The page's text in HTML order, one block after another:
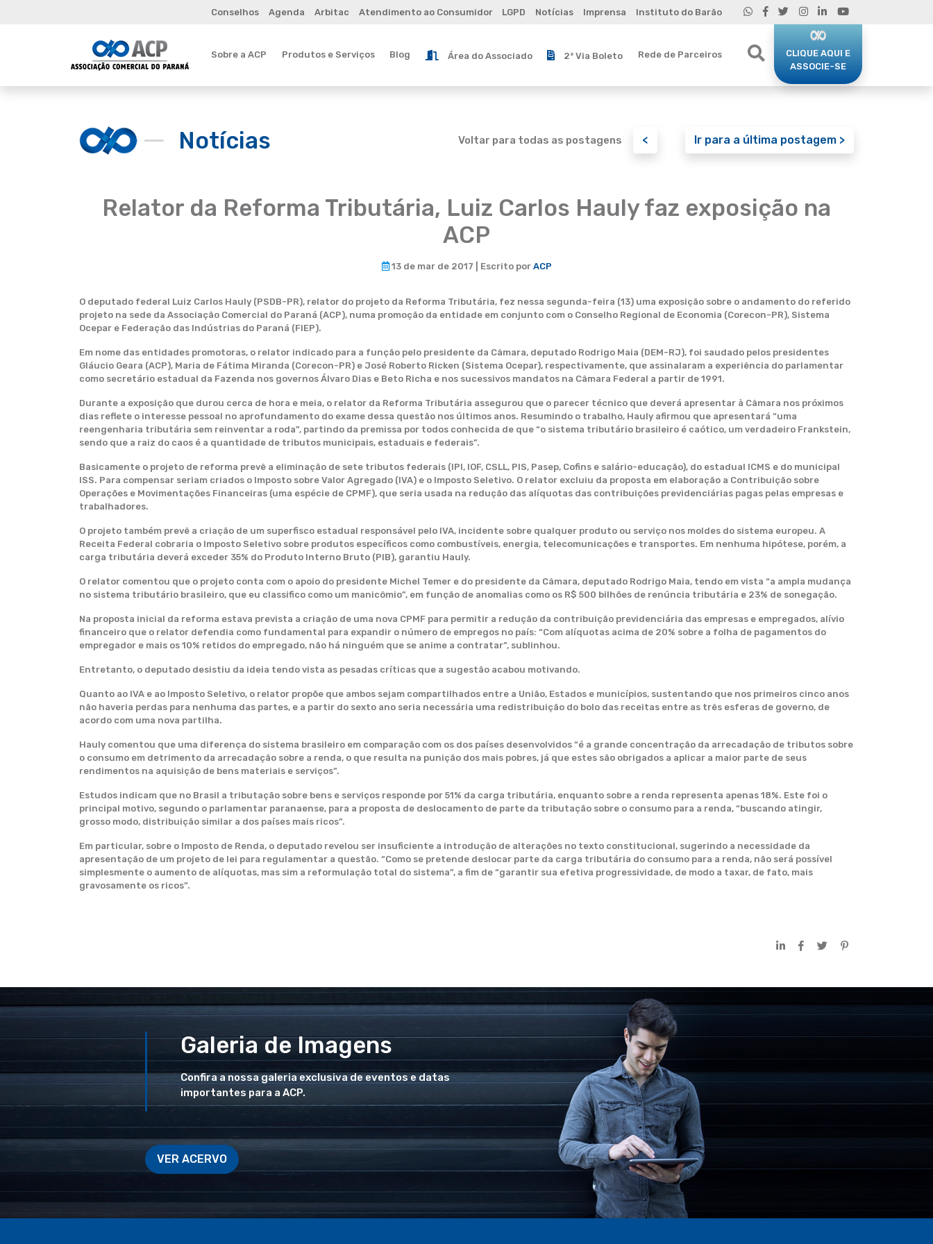
Conselhos Agenda Arbitac Atendimento ao Consumidor LGPD Notícias Imprensa Instituto do Barão
Sobre a ACP Produtos e Serviços Blog Área do Associado 2ª Via Boleto Rede de Parceiros
CLIQUE AQUI E
ASSOCIE-SE
Notícias Voltar para todas as postagens < Ir para a última postagem >
Relator da Reforma Tributária, Luiz Carlos Hauly faz exposição na
ACP
13 de mar de 2017 | Escrito por ACP
O deputado federal Luiz Carlos Hauly (PSDB-PR), relator do projeto da Reforma Tributária, fez nessa segunda-feira (13) uma exposição sobre o andamento do referido
projeto na sede da Associação Comercial do Paraná (ACP), numa promoção da entidade em conjunto com o Conselho Regional de Economia (Corecon-PR), Sistema
Ocepar e Federação das Indústrias do Paraná (FIEP).
Em nome das entidades promotoras, o relator indicado para a função pelo presidente da Câmara, deputado Rodrigo Maia (DEM-RJ), foi saudado pelos presidentes
Gláucio Geara (ACP), Maria de Fátima Miranda (Corecon-PR) e José Roberto Ricken (Sistema Ocepar), respectivamente, que assinalaram a experiência do parlamentar
como secretário estadual da Fazenda nos governos Álvaro Dias e Beto Richa e nos sucessivos mandatos na Câmara Federal a partir de 1991.
Durante a exposição que durou cerca de hora e meia, o relator da Reforma Tributária assegurou que o parecer técnico que deverá apresentar à Câmara nos próximos
dias reflete o interesse pessoal no aprofundamento do exame dessa questão nos últimos anos. Resumindo o trabalho, Hauly afirmou que apresentará “uma
reengenharia tributária sem reinventar a roda”, partindo da premissa por todos conhecida de que “o sistema tributário brasileiro é caótico, um verdadeiro Frankstein,
sendo que a raiz do caos é a quantidade de tributos municipais, estaduais e federais”.
Basicamente o projeto de reforma prevê a eliminação de sete tributos federais (IPI, IOF, CSLL, PIS, Pasep, Cofins e salário-educação), do estadual ICMS e do municipal
ISS. Para compensar seriam criados o Imposto sobre Valor Agregado (IVA) e o Imposto Seletivo. O relator excluiu da proposta em elaboração a Contribuição sobre
Operações e Movimentações Financeiras (uma espécie de CPMF), que seria usada na redução das alíquotas das contribuições previdenciárias pagas pelas empresas e
trabalhadores.
O projeto também prevê a criação de um superfisco estadual responsável pelo IVA, incidente sobre qualquer produto ou serviço nos moldes do sistema europeu. A
Receita Federal cobraria o Imposto Seletivo sobre produtos específicos como combustíveis, energia, telecomunicações e transportes. Em nenhuma hipótese, porém, a
carga tributária deverá exceder 35% do Produto Interno Bruto (PIB), garantiu Hauly.
O relator comentou que o projeto conta com o apoio do presidente Michel Temer e do presidente da Câmara, deputado Rodrigo Maia, tendo em vista “a ampla mudança
no sistema tributário brasileiro, que eu classifico como um manicômio”, em função de anomalias como os R$ 500 bilhões de renúncia tributária e 23% de sonegação.
Na proposta inicial da reforma estava prevista a criação de uma nova CPMF para permitir a redução da contribuição previdenciária das empresas e empregados, alívio
financeiro que o relator defendia como fundamental para expandir o número de empregos no país: “Com alíquotas acima de 20% sobre a folha de pagamentos do
empregador e mais os 10% retidos do empregado, não há ninguém que se anime a contratar”, sublinhou.
Entretanto, o deputado desistiu da ideia tendo vista as pesadas críticas que a sugestão acabou motivando.
Quanto ao IVA e ao Imposto Seletivo, o relator propõe que ambos sejam compartilhados entre a União, Estados e municípios, sustentando que nos primeiros cinco anos
não haveria perdas para nenhuma das partes, e a partir do sexto ano seria necessária uma redistribuição do bolo das receitas entre as três esferas de governo, de
acordo com uma nova partilha.
Hauly comentou que uma diferença do sistema brasileiro em comparação com os dos países desenvolvidos “é a grande concentração da arrecadação de tributos sobre
o consumo em detrimento da arrecadação sobre a renda, o que resulta na punição dos mais pobres, já que estes são obrigados a aplicar a maior parte de seus
rendimentos na aquisição de bens materiais e serviços”.
Estudos indicam que no Brasil a tributação sobre bens e serviços responde por 51% da carga tributária, enquanto sobre a renda representa apenas 18%. Este foi o
principal motivo, segundo o parlamentar paranaense, para a proposta de deslocamento de parte da tributação sobre o consumo para a renda, “buscando atingir,
grosso modo, distribuição similar a dos países mais ricos”.
Em particular, sobre o Imposto de Renda, o deputado revelou ser insuficiente a introdução de alterações no texto constitucional, sugerindo a necessidade da
apresentação de um projeto de lei para regulamentar a questão. “Como se pretende deslocar parte da carga tributária do consumo para a renda, não será possível
simplesmente o aumento de alíquotas, mas sim a reformulação total do sistema”, a fim de “garantir sua efetiva progressividade, de modo a taxar, de fato, mais
gravosamente os ricos”.
Galeria de Imagens
Confira a nossa galeria exclusiva de eventos e datas
importantes para a ACP.
VER ACERVO